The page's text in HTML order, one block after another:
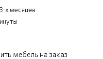
х месяцев
мебель на заказ